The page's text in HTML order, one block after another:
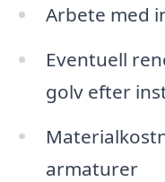
Arbete med
Eventuell
golv efter
armaturer